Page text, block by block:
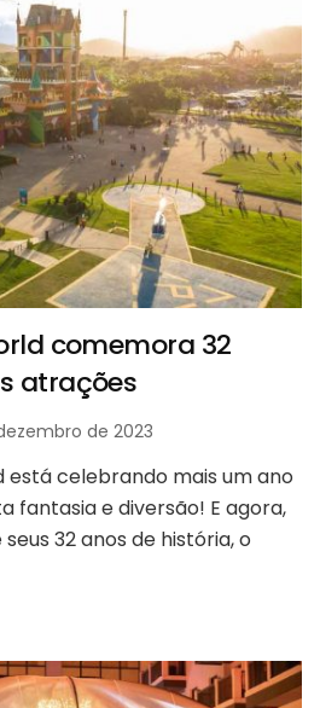
comemora 32
atrações
de 2023
está celebrando mais um ano
fantasia e diversão! E agora,
32 anos de história, o